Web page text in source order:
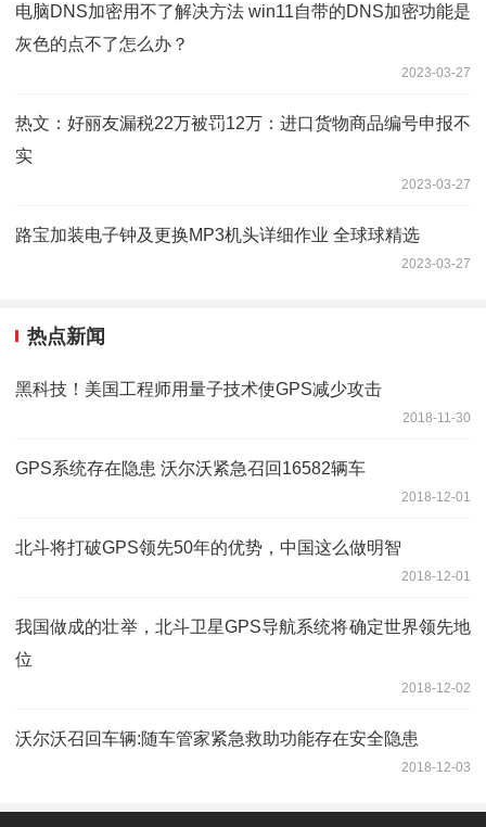
电脑DNS加密用不了解决方法 win11自带的DNS加密功能是
灰色的点不了怎么办？
2023-03-27
热文：好丽友漏税22万被罚12万：进口货物商品编号申报不
实
2023-03-27
路宝加装电子钟及更换MP3机头详细作业 全球球精选
2023-03-27
热点新闻
黑科技！美国工程师用量子技术使GPS减少攻击
2018-11-30
GPS系统存在隐患 沃尔沃紧急召回16582辆车
2018-12-01
北斗将打破GPS领先50年的优势，中国这么做明智
2018-12-01
我国做成的壮举，北斗卫星GPS导航系统将确定世界领先地
位
2018-12-02
沃尔沃召回车辆:随车管家紧急救助功能存在安全隐患
2018-12-03